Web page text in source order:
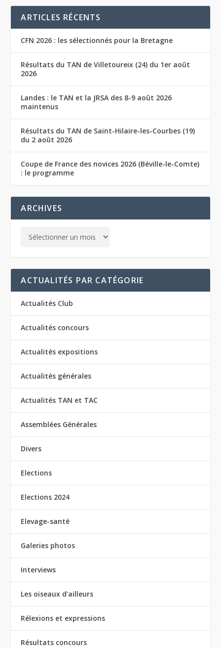
ARTICLES RÉCENTS
CFN 2026 : les sélectionnés pour la Bretagne
Résultats du TAN de Villetoureix (24) du 1er août
2026
Landes : le TAN et la JRSA des 8-9 août 2026
maintenus
Résultats du TAN de Saint-Hilaire-les-Courbes (19)
du 2 août 2026
Coupe de France des novices 2026 (Béville-le-Comte)
: le programme
ARCHIVES
ACTUALITÉS PAR CATÉGORIE
Actualités Club
Actualités concours
Actualités expositions
Actualités générales
Actualités TAN et TAC
Assemblées Générales
Divers
Elections
Elections 2024
Elevage-santé
Galeries photos
Interviews
Les oiseaux d'ailleurs
Rélexions et expressions
Résultats concours